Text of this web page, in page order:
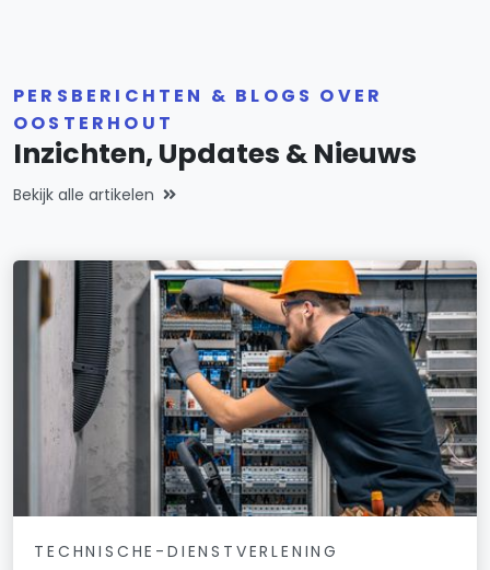
PERSBERICHTEN & BLOGS OVER
OOSTERHOUT
Inzichten, Updates & Nieuws
Bekijk alle artikelen
TECHNISCHE-DIENSTVERLENING